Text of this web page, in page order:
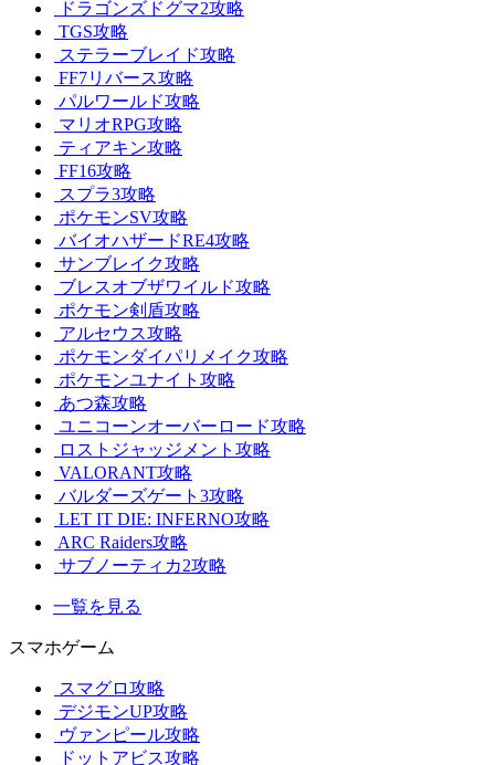
ドラゴンズドグマ2攻略
TGS攻略
ステラーブレイド攻略
FF7リバース攻略
パルワールド攻略
マリオRPG攻略
ティアキン攻略
FF16攻略
スプラ3攻略
ポケモンSV攻略
バイオハザードRE4攻略
サンブレイク攻略
ブレスオブザワイルド攻略
ポケモン剣盾攻略
アルセウス攻略
ポケモンダイパリメイク攻略
ポケモンユナイト攻略
あつ森攻略
ユニコーンオーバーロード攻略
ロストジャッジメント攻略
VALORANT攻略
バルダーズゲート3攻略
LET IT DIE: INFERNO攻略
ARC Raiders攻略
サブノーティカ2攻略
一覧を見る
スマホゲーム
スマグロ攻略
デジモンUP攻略
ヴァンピール攻略
ドットアビス攻略